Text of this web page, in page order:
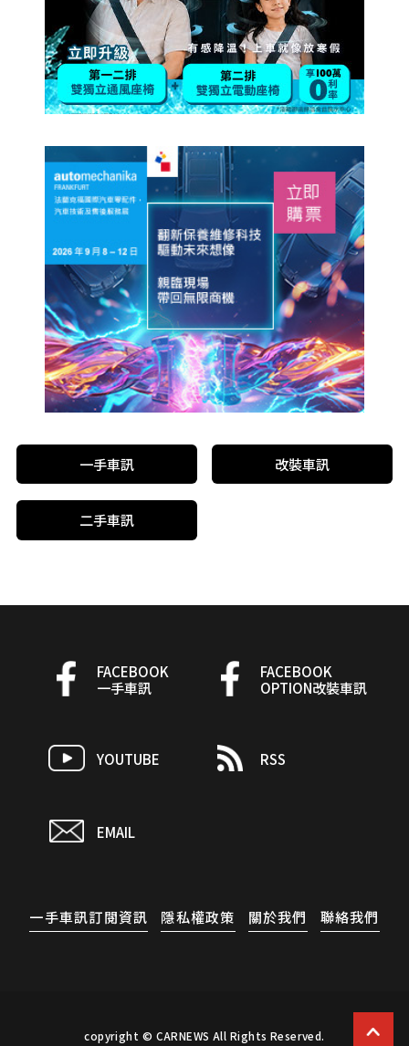
一手車訊 改裝車訊
二手車訊
FACEBOOK
一手車訊
FACEBOOK
OPTION改裝車訊
YOUTUBE RSS
EMAIL
一手車訊訂閱資訊 隱私權政策 關於我們 聯絡我們
copyright © CARNEWS All Rights Reserved.